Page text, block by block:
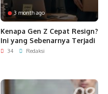
3 month ago
Kenapa Gen Z Cepat Resign?
Ini yang Sebenarnya Terjadi
34 Redaksi